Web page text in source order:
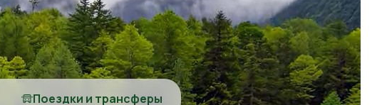
Поездки и трансферы